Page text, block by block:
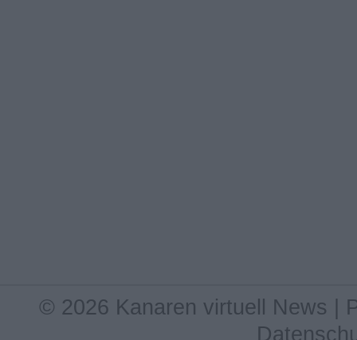
© 2026 Kanaren virtuell News |